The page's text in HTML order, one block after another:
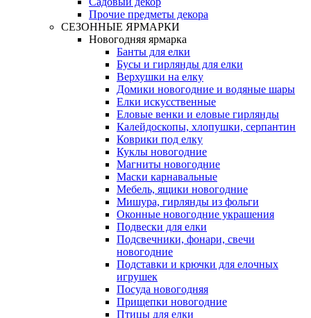
Прочие предметы декора
СЕЗОННЫЕ ЯРМАРКИ
Новогодняя ярмарка
Банты для елки
Бусы и гирлянды для елки
Верхушки на елку
Домики новогодние и водяные шары
Елки искусственные
Еловые венки и еловые гирлянды
Калейдоскопы, хлопушки, серпантин
Коврики под елку
Куклы новогодние
Магниты новогодние
Маски карнавальные
Мебель, ящики новогодние
Мишура, гирлянды из фольги
Оконные новогодние украшения
Подвески для елки
Подсвечники, фонари, свечи
новогодние
Подставки и крючки для елочных
игрушек
Посуда новогодняя
Прищепки новогодние
Птицы для елки